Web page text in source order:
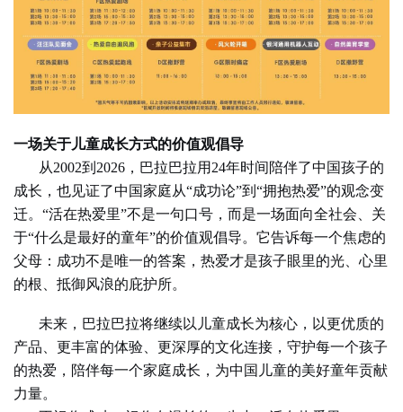
一场关于儿童成长方式的价值观倡导
从2002到2026，巴拉巴拉用24年时间陪伴了中国孩子的
成长，也见证了中国家庭从“成功论”到“拥抱热爱”的观念变
迁。“活在热爱里”不是一句口号，而是一场面向全社会、关
于“什么是最好的童年”的价值观倡导。它告诉每一个焦虑的
父母：成功不是唯一的答案，热爱才是孩子眼里的光、心里
的根、抵御风浪的庇护所。
未来，巴拉巴拉将继续以儿童成长为核心，以更优质的
产品、更丰富的体验、更深厚的文化连接，守护每一个孩子
的热爱，陪伴每一个家庭成长，为中国儿童的美好童年贡献
力量。